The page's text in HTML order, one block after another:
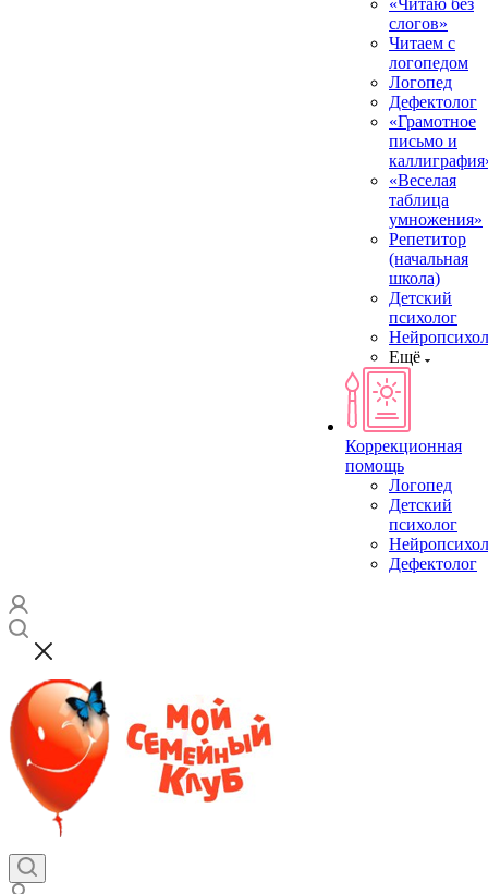
«Читаю без
слогов»
Читаем с
логопедом
Логопед
Дефектолог
«Грамотное
письмо и
«Веселая
таблица
умножения»
Репетитор
(начальная
школа)
Детский
психолог
Ещё
Коррекционная
помощь
Логопед
Детский
психолог
Дефектолог